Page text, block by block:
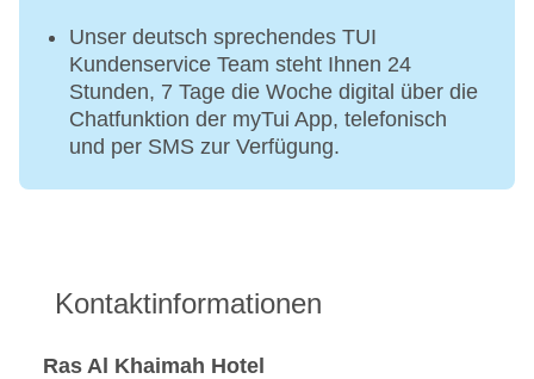
Unser deutsch sprechendes TUI
Kundenservice Team steht Ihnen 24
Stunden, 7 Tage die Woche digital über die
Chatfunktion der myTui App, telefonisch
und per SMS zur Verfügung.
Kontaktinformationen
Ras Al Khaimah Hotel